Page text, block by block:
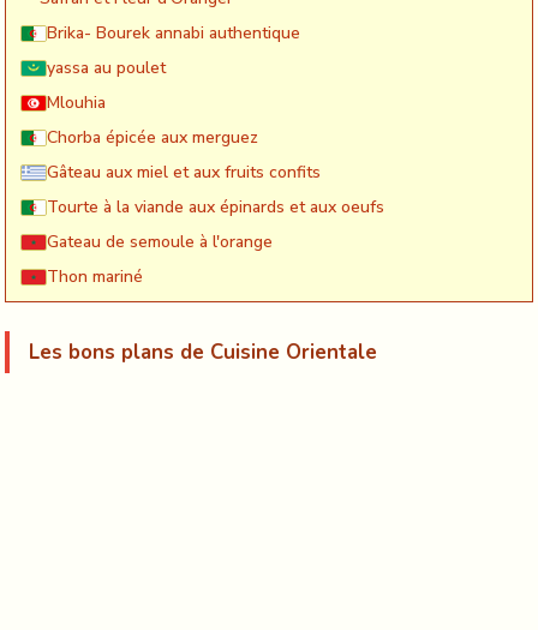
Brika- Bourek annabi authentique
yassa au poulet
Mlouhia
Chorba épicée aux merguez
Gâteau aux miel et aux fruits confits
Tourte à la viande aux épinards et aux oeufs
Gateau de semoule à l'orange
Thon mariné
Les bons plans de Cuisine Orientale